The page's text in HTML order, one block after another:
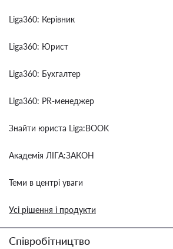
Liga360: Керівник
Liga360: Юрист
Liga360: Бухгалтер
Liga360: PR-менеджер
Знайти юриста Liga:BOOK
Академія ЛІГА:ЗАКОН
Теми в центрі уваги
Усі рішення і продукти
Співробітництво